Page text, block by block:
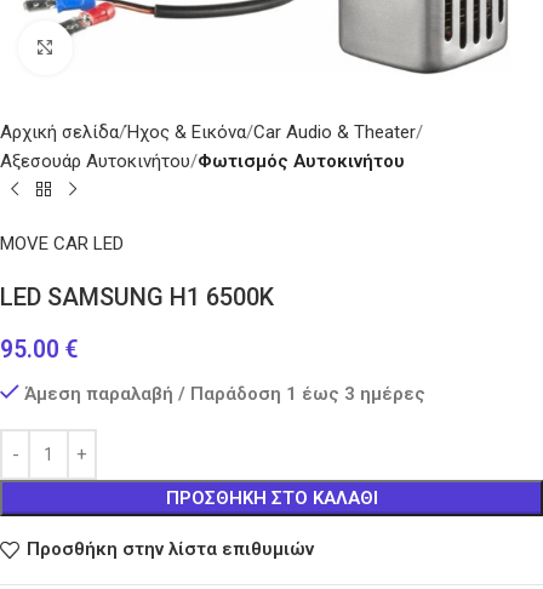
Αρχική σελίδα Ήχος & Εικόνα Car Audio & Theater
Αξεσουάρ Αυτοκινήτου Φωτισμός Αυτοκινήτου
MOVE CAR LED
LED SAMSUNG Η1 6500Κ
95.00 €
Άμεση παραλαβή / Παράδοση 1 έως 3 ημέρες
ΠΡΟΣΘΉΚΗ ΣΤΟ ΚΑΛΆΘΙ
Προσθήκη στην λίστα επιθυμιών